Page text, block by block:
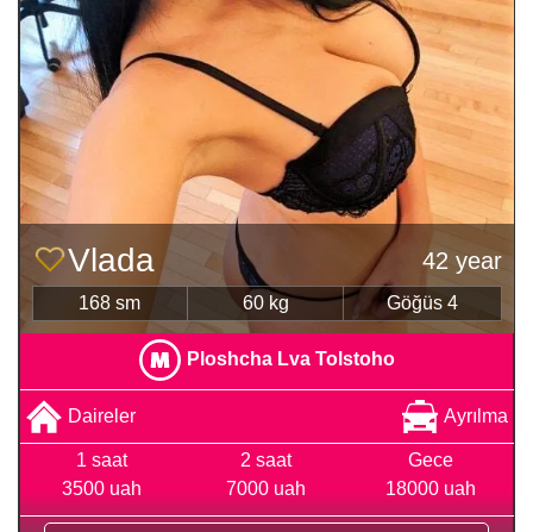
Vlada 42 year
168 sm 60 kg Göğüs 4
Ploshcha Lva Tolstoho
Daireler Ayrılma
1 saat
3500 uah
2 saat
7000 uah
Gece
18000 uah